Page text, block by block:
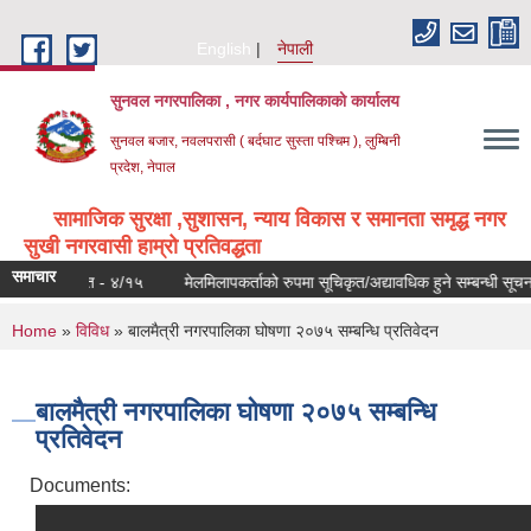
English
नेपाली
सुनवल नगरपालिका , नगर कार्यपालिकाको कार्यालय
सुनवल बजार, नवलपरासी ( बर्दघाट सुस्ता पश्चिम ), लुम्बिनी
प्रदेश, नेपाल
सामाजिक सुरक्षा ,सुशासन, न्याय विकास र समानता समृद्ध नगर
सुखी नगरवासी हाम्रो प्रतिवद्धता
समाचार
प्रकाशित - ४/१५ मेलमिलापकर्ताको रुपमा सूचिकृत/अद्यावधिक हुने सम्बन्धी
You are here
Home » विविध» बालमैत्री नगरपालिका घोषणा २०७५ सम्बन्धि प्रतिवेदन
बालमैत्री नगरपालिका घोषणा २०७५ सम्बन्धि
प्रतिवेदन
Documents: